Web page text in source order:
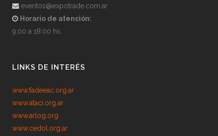
eventos@expotrade.com.ar
Horario de atención:
9:00 a 18:00 hs.
LINKS DE INTERÉS
www.fadeeac.org.ar
www.ataci.org.ar
www.arlog.org
www.cedol.org.ar